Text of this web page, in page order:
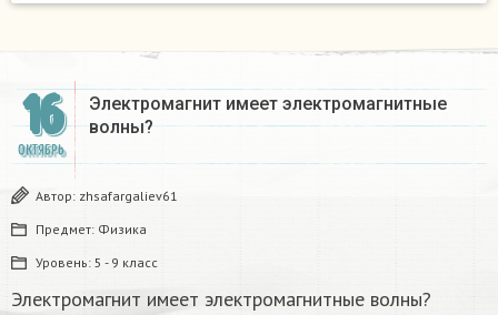
16
ОКТЯБРЬ
Электромагнит имеет электромагнитные
волны?
Автор: zhsafargaliev61
Предмет: Физика
Уровень: 5 - 9 класс
Электромагнит имеет электромагнитные волны?